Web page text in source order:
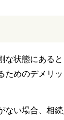
な状態にある
ためのデメリ
ない場合、相